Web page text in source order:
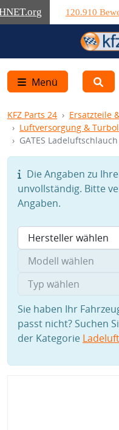
.org 120.910
Menü
KFZ Parts 24 Ersatzteile
Luftversorgung &
GATES
Die Angaben zu
unvollständig. Bitte
Angaben.
Sie haben Ihr
passt nicht? Suchen
der Kategorie